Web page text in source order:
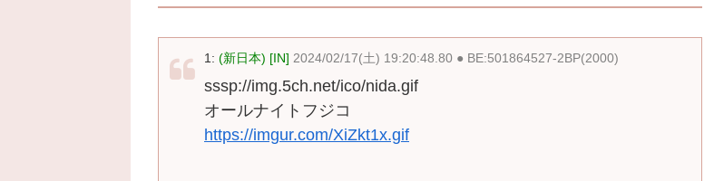
1: (新日本) [IN] 2024/02/17(土) 19:20:48.80 ● BE:501864527-2BP(2000)
sssp://img.5ch.net/ico/nida.gif
オールナイトフジコ
https://imgur.com/XiZkt1x.gif